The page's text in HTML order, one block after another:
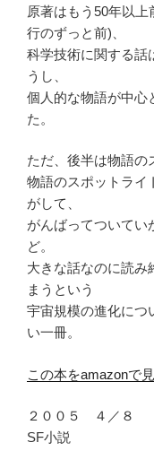
原著はもう50年以
行のずっと前)、
科学技術に関する話
うし、
個人的な物語が中心
た。
ただ、後半は物語の
物語のスポットライ
がして、
がんばってついてい
ど。
大きな話なのに読み
まうという
宇宙規模の進化につ
い一冊。
この本をamazonで
２００５ ４／８
SF小説